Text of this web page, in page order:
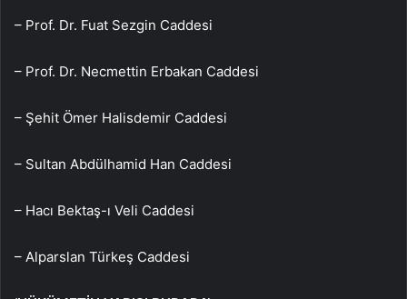
– Prof. Dr. Fuat Sezgin Caddesi
– Prof. Dr. Necmettin Erbakan Caddesi
– Şehit Ömer Halisdemir Caddesi
– Sultan Abdülhamid Han Caddesi
– Hacı Bektaş-ı Veli Caddesi
– Alparslan Türkeş Caddesi